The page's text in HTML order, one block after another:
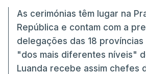
As cerimónias têm lugar na
República e contam com a
delegações das 18
"dos mais diferentes níveis"
Luanda recebe assim chefes